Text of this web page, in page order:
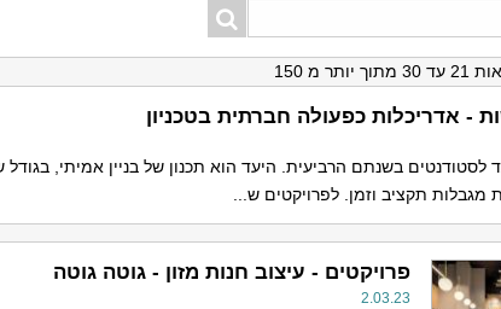
מ 150
- אדריכלות כפעולה חברתית בטכניון
לסטודנטים בשנתם הרביעית. היעד הוא תכנון של בניין אמיתי, בגודל
מגבלות תקציב וזמן. לפרויקטים ש...
פרויקטים - עיצוב חנות מזון - גוטה גוטה
2.03.23